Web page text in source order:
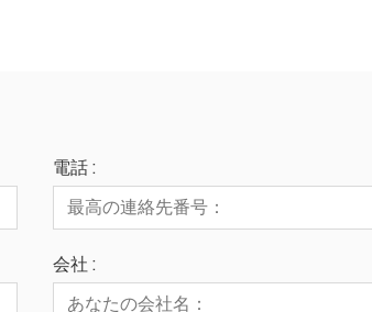
電話 :
会社 :